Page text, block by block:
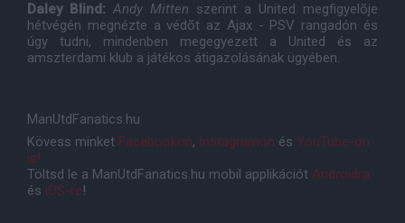
Daley Blind: Andy Mitten szerint a United megfigyelõje
hétvégén megnézte a védõt az Ajax - PSV rangadón és
úgy tudni, mindenben megegyezett a United és az
amszterdami klub a játékos átigazolásának ügyében.
ManUtdFanatics.hu
Kövess minket Facebookon, Instagramon és YouTube-on
is!
Töltsd le a ManUtdFanatics.hu mobil applikációt Androidra
és iOS-re!